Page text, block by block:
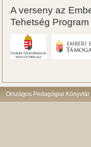
A verseny az
Tehetség
Országos Pedagógiai